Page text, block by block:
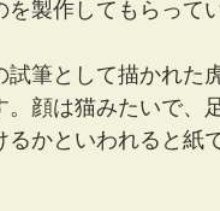
製作してもらって
試筆として描かれ
顔は猫みたいで、
かといわれると紙